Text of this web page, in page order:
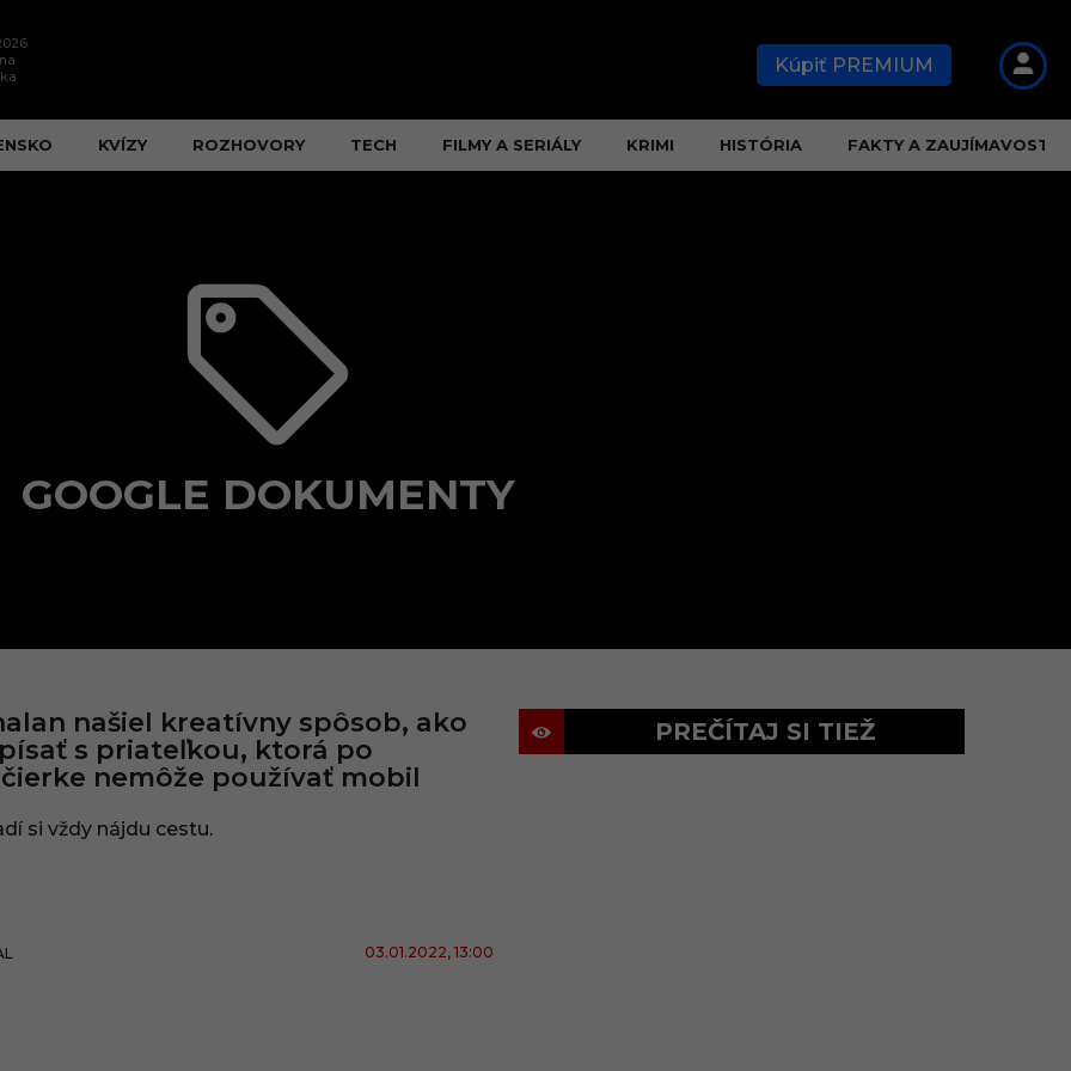
Kúpiť PREMIUM
KVÍZY ROZHOVORY TECH FILMY A SERIÁLY KRIMI HISTÓRIA FAKTY A ZAUJÍMAVOSTI
GOOGLE DOKUMENTY
našiel kreatívny spôsob, ako
s priateľkou, ktorá po
nemôže používať mobil
si vždy nájdu cestu.
03.01.2022, 13:00
PREČÍTAJ SI TIEŽ